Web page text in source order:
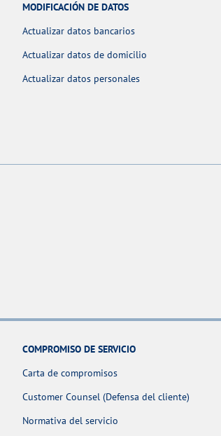
MODIFICACIÓN DE DATOS
Actualizar datos bancarios
Actualizar datos de domicilio
Actualizar datos personales
COMPROMISO DE SERVICIO
Carta de compromisos
Customer Counsel (Defensa del cliente)
Normativa del servicio